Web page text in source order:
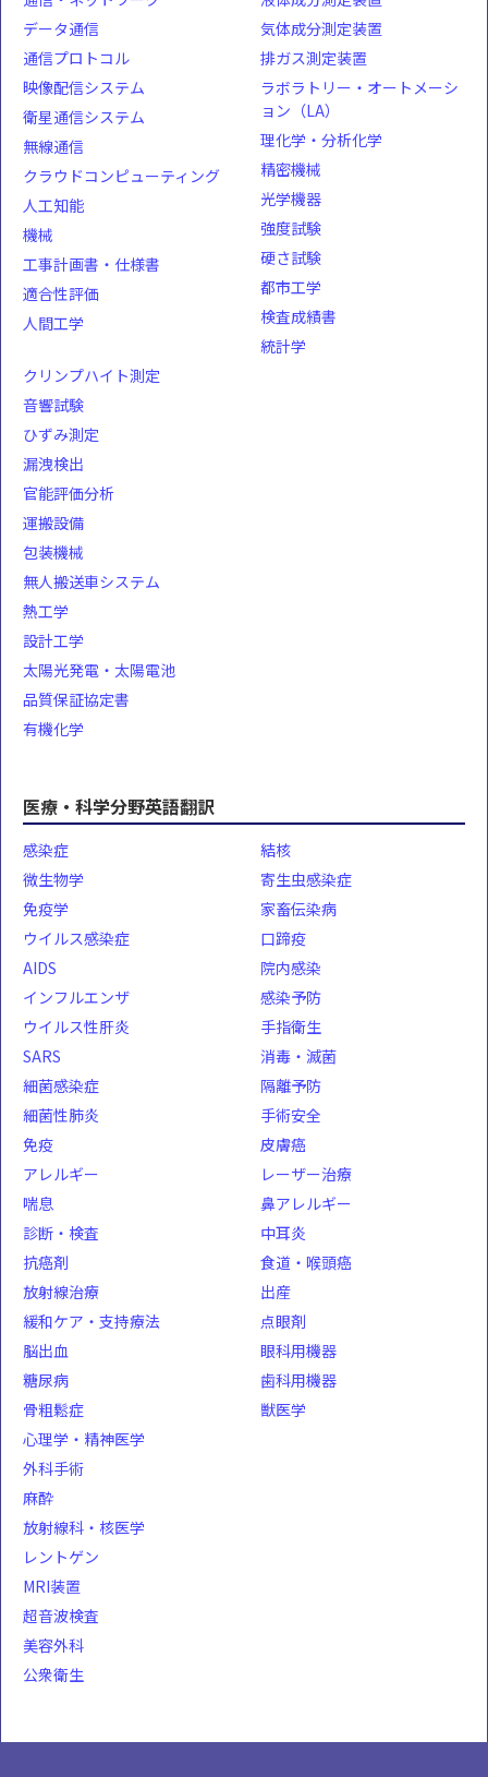
データ通信
通信プロトコル
映像配信システム
衛星通信システム
無線通信
クラウドコンピューティング
人工知能
機械
工事計画書・仕様書
適合性評価
人間工学
気体成分測定装置
排ガス測定装置
ラボラトリー・オートメーシ
ョン（LA）
理化学・分析化学
精密機械
光学機器
強度試験
硬さ試験
都市工学
検査成績書
統計学
クリンプハイト測定
音響試験
ひずみ測定
漏洩検出
官能評価分析
運搬設備
包装機械
無人搬送車システム
熱工学
設計工学
太陽光発電・太陽電池
品質保証協定書
有機化学
医療・科学分野英語翻訳
感染症
微生物学
免疫学
ウイルス感染症
AIDS
インフルエンザ
ウイルス性肝炎
SARS
細菌感染症
細菌性肺炎
結核
寄生虫感染症
家畜伝染病
口蹄疫
院内感染
感染予防
手指衛生
消毒・滅菌
隔離予防
手術安全
免疫
アレルギー
喘息
診断・検査
抗癌剤
放射線治療
緩和ケア・支持療法
脳出血
糖尿病
骨粗鬆症
皮膚癌
レーザー治療
鼻アレルギー
中耳炎
食道・喉頭癌
出産
点眼剤
眼科用機器
歯科用機器
獣医学
心理学・精神医学
外科手術
麻酔
放射線科・核医学
レントゲン
MRI装置
超音波検査
美容外科
公衆衛生